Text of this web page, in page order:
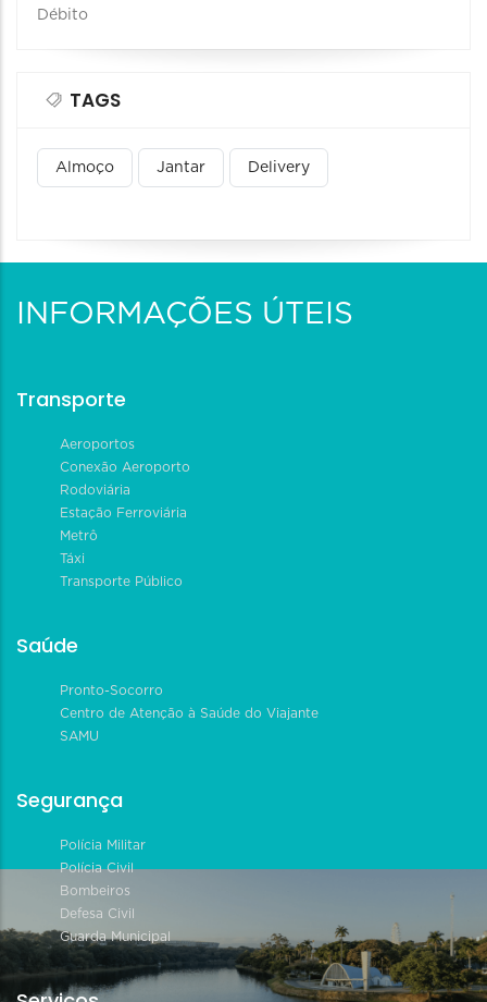
Débito
TAGS
Almoço Jantar Delivery
INFORMAÇÕES ÚTEIS
Transporte
Aeroportos
Conexão Aeroporto
Rodoviária
Estação Ferroviária
Metrô
Táxi
Transporte Público
Saúde
Pronto-Socorro
Centro de Atenção à Saúde do Viajante
SAMU
Segurança
Polícia Militar
Polícia Civil
Bombeiros
Defesa Civil
Guarda Municipal